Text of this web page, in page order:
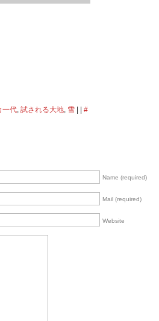
一代 試される大地 雪 | | #
Name (required)
Mail (required)
Website